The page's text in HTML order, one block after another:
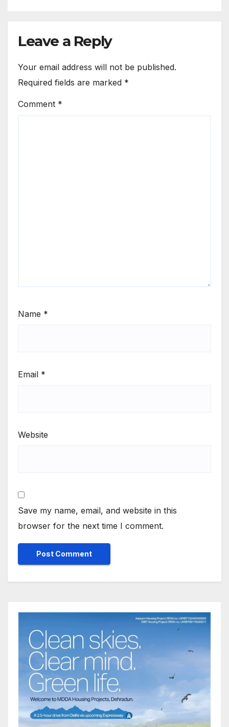
Leave a Reply
Your email address will not be published.
Required fields are marked *
Comment *
Name *
Email *
Website
Save my name, email, and website in this
browser for the next time I comment.